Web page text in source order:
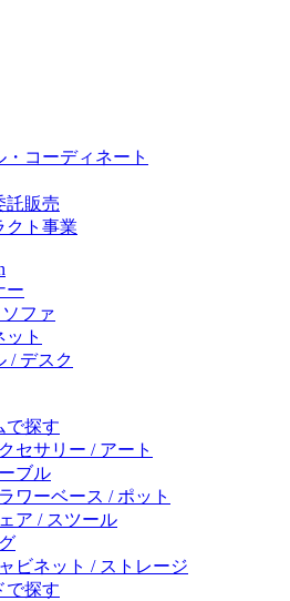
・コーディネート
託販売
クト事業
ー
ファ
ット
/ デスク
で探す
セサリー / アート
ブル
ワーベース / ポット
ア / スツール
ビネット / ストレージ
で探す